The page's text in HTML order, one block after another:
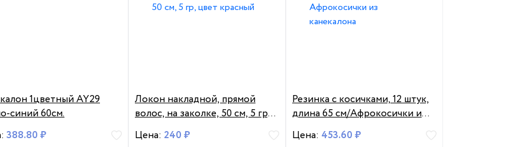
1цветный AY29
синий 60см.
388.80 ₽
Локон накладной, прямой
волос, на заколке, 50 см, 5 гр,
цвет красный
Цена: 240 ₽
Резинка с косичками, 12 штук,
длина 65 см/Афрокосички из
канекалона
Цена: 453.60 ₽